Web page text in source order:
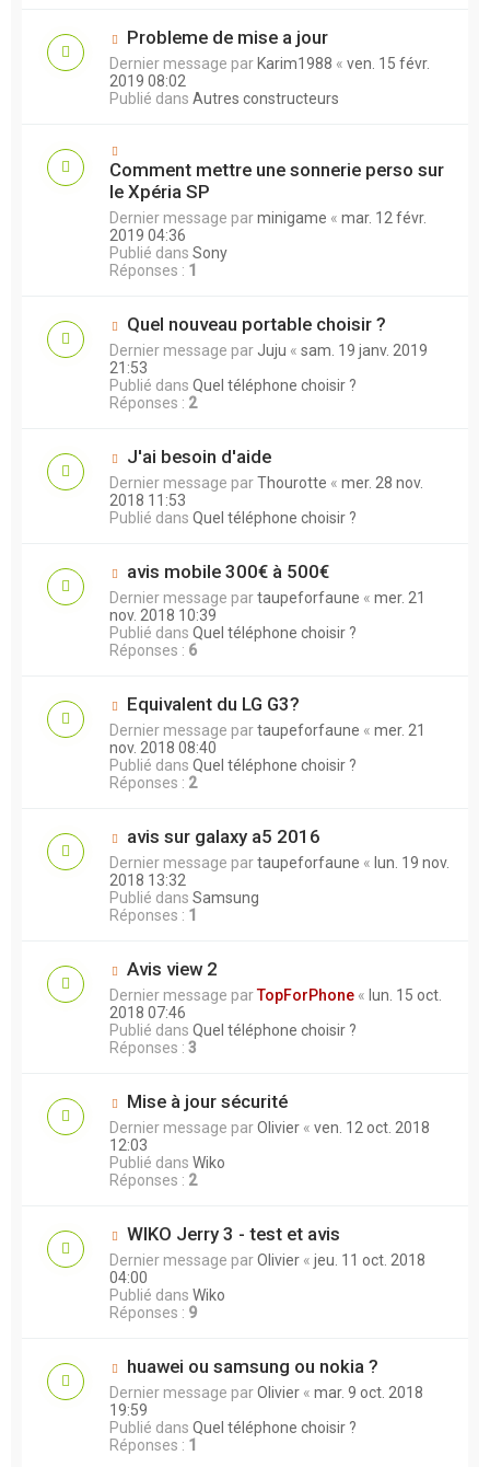
Probleme de mise a jour
Dernier message par Karim1988 « ven. 15 févr.
2019 08:02
Publié dans Autres constructeurs
Comment mettre une sonnerie perso sur
le Xpéria SP
Dernier message parminigame « mar. 12 févr.
2019 04:36
Publié dans Sony
Réponses : 1
Quel nouveau portable choisir ?
Dernier message par Juju « sam. 19 janv. 2019
21:53
Publié dans Quel téléphone choisir ?
Réponses : 2
J'ai besoin d'aide
Dernier message parThourotte « mer. 28 nov.
2018 11:53
Publié dans Quel téléphone choisir ?
avis mobile 300€ à 500€
Dernier message partaupeforfaune « mer. 21
nov. 2018 10:39
Publié dans Quel téléphone choisir ?
Réponses : 6
Equivalent du LG G3?
Dernier message partaupeforfaune « mer. 21
nov. 2018 08:40
Publié dans Quel téléphone choisir ?
Réponses : 2
avis sur galaxy a5 2016
Dernier message partaupeforfaune « lun. 19 nov.
2018 13:32
Publié dans Samsung
Réponses : 1
Avis view 2
Dernier message parTopForPhone « lun. 15 oct.
2018 07:46
Publié dans Quel téléphone choisir ?
Réponses : 3
Mise à jour sécurité
Dernier message parOlivier « ven. 12 oct. 2018
12:03
Publié dans Wiko
Réponses : 2
WIKO Jerry 3 - test et avis
Dernier message parOlivier « jeu. 11 oct. 2018
04:00
Publié dans Wiko
Réponses : 9
huawei ou samsung ou nokia ?
Dernier message parOlivier « mar. 9 oct. 2018
19:59
Publié dans Quel téléphone choisir ?
Réponses : 1